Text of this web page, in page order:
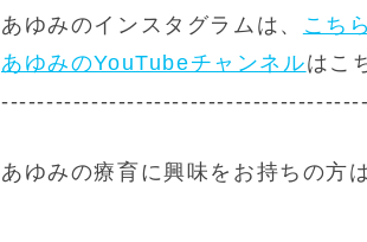
あゆみのインスタグラムは、
こち
あゆみのYouTubeチャンネルはこ
あゆみの療育に興味をお持ちの方